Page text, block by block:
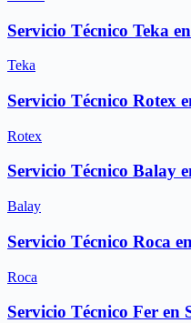
Servicio Técnico Teka
Teka
Servicio Técnico Rotex
Rotex
Servicio Técnico Balay
Balay
Servicio Técnico Roca
Roca
Servicio Técnico Fer en